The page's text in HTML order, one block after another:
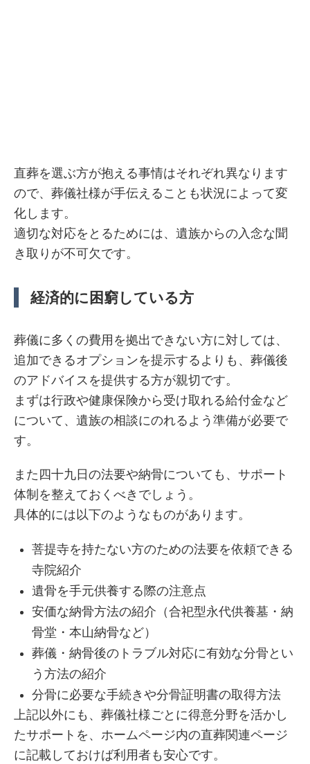
直葬を選ぶ方が抱える事情はそれぞれ異なります
ので、葬儀社様が手伝えることも状況によって変
化します。
適切な対応をとるためには、遺族からの入念な聞
き取りが不可欠です。
経済的に困窮している方
葬儀に多くの費用を拠出できない方に対しては、
追加できるオプションを提示するよりも、葬儀後
のアドバイスを提供する方が親切です。
まずは行政や健康保険から受け取れる給付金など
について、遺族の相談にのれるよう準備が必要で
す。
また四十九日の法要や納骨についても、サポート
体制を整えておくべきでしょう。
具体的には以下のようなものがあります。
菩提寺を持たない方のための法要を依頼できる
寺院紹介
遺骨を手元供養する際の注意点
安価な納骨方法の紹介（合祀型永代供養墓・納
骨堂・本山納骨など）
葬儀・納骨後のトラブル対応に有効な分骨とい
う方法の紹介
分骨に必要な手続きや分骨証明書の取得方法
上記以外にも、葬儀社様ごとに得意分野を活かし
たサポートを、ホームページ内の直葬関連ページ
に記載しておけば利用者も安心です。